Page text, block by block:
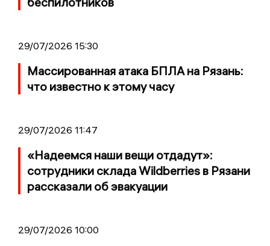
29/07/2026 15:30
Массированная атака БПЛА на Рязань:
что известно к этому часу
29/07/2026 11:47
«Надеемся наши вещи отдадут»:
сотрудники склада Wildberries в Рязани
рассказали об эвакуации
29/07/2026 10:00